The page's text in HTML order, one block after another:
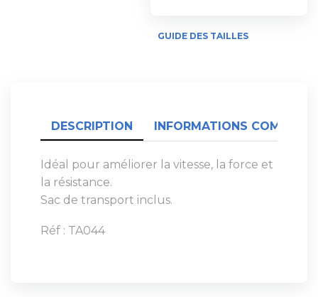
GUIDE DES TAILLES
DESCRIPTION INFORMATIONS
Idéal pour améliorer la vitesse, la force et
la résistance.
Sac de transport inclus.
Réf : TA044